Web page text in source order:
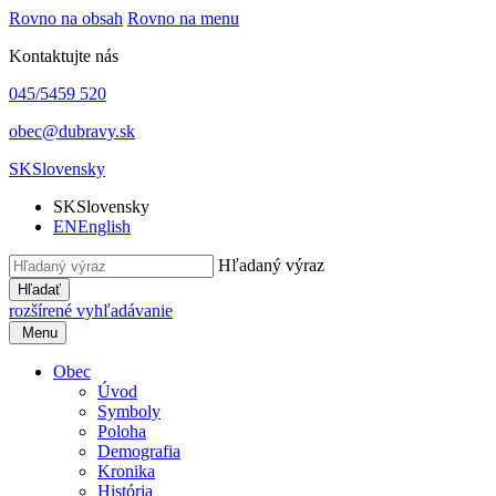
Rovno na obsah Rovno na menu
Kontaktujte nás
045/5459 520
obec@dubravy.sk
SKSlovensky
SKSlovensky
ENEnglish
Hľadaný výraz
Hľadať
rozšírené vyhľadávanie
Menu
Obec
Úvod
Symboly
Poloha
Demografia
Kronika
História